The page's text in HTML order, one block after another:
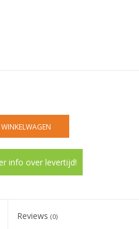
info over levertijd!
Reviews (0)